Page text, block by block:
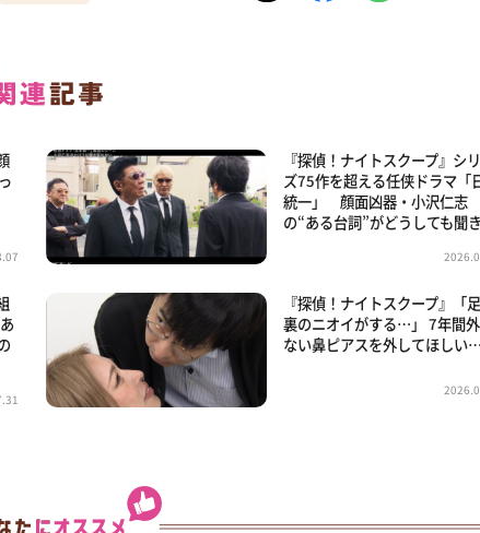
『探偵！ナイトスクープ』シ
ズ75作を超える任侠ドラマ「
統一」 顔面凶器・小沢仁志
の“ある台詞”がどうしても聞
『探偵！ナイトスクープ』「
裏のニオイがする…」 7年間
ない鼻ピアスを外してほしい